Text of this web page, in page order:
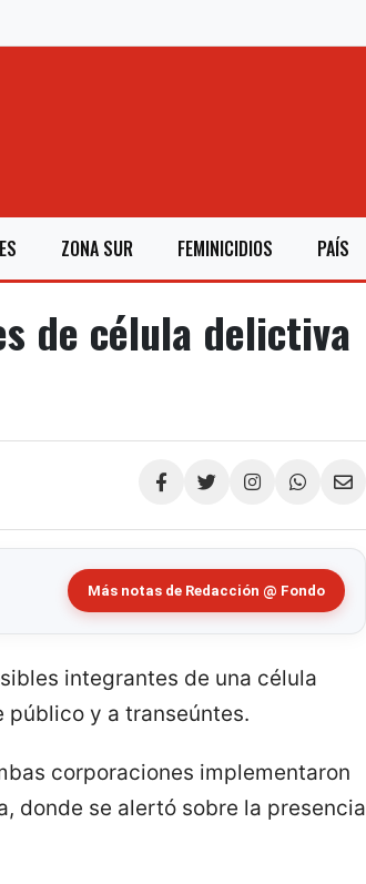
ZONA SUR FEMINICIDIOS PAÍS
de célula delictiva
Compartir
Más notas de Redacción @ Fondo
integrantes de una célula
y a transeúntes.
corporaciones implementaron
donde se alertó sobre la presencia